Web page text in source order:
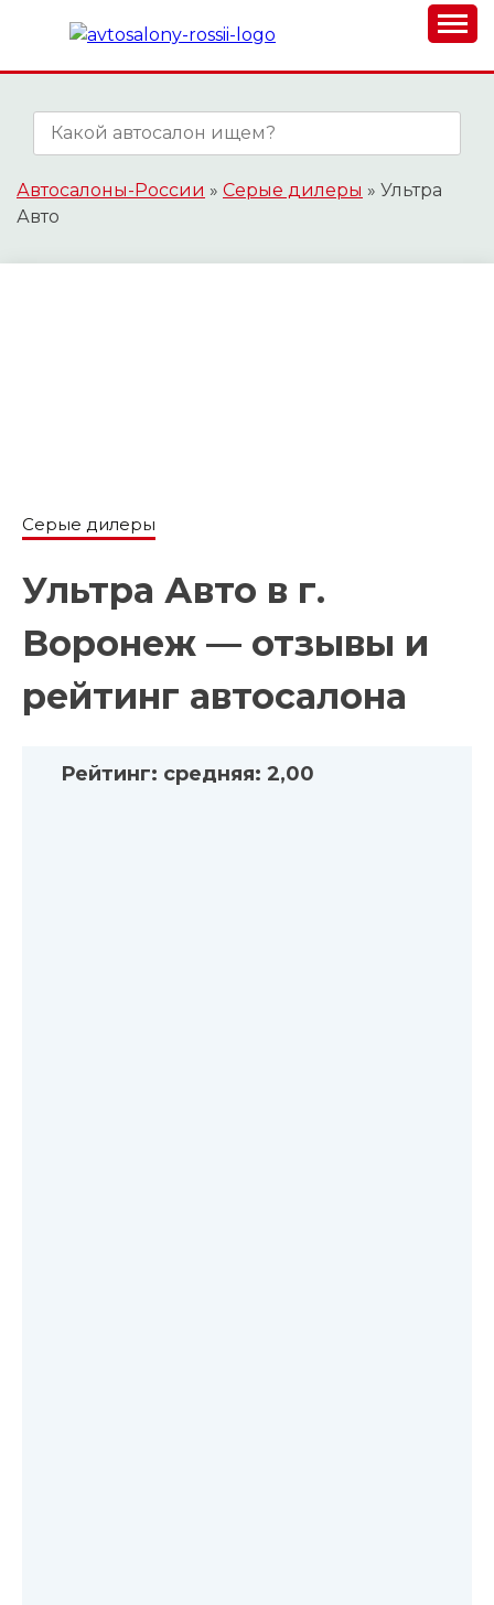
АВТОСАЛОНЫ-
РОССИИ.РФ
Автосалоны-России » Серые дилеры » Ультра
Авто
Серые дилеры
Ультра Авто в г.
Воронеж — отзывы и
рейтинг автосалона
Рейтинг: средняя: 2,00